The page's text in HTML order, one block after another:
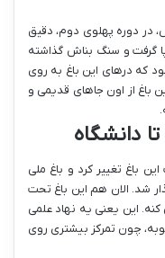
در دوره پهلوی دوم، دقیق
گرفت و سنگ بناش گذاشته
که درهای این باغ به روی
باغ از اون جاهای قدیمی و
دانشگاه
در سال ۱۳۵۷، مدیریت این باغ تغییر کرد و باغ ملی
شد. الان هم این باغ تحت
کنه. این یعنی یه نهاد علمی
چون تمرکز بیشتری روی